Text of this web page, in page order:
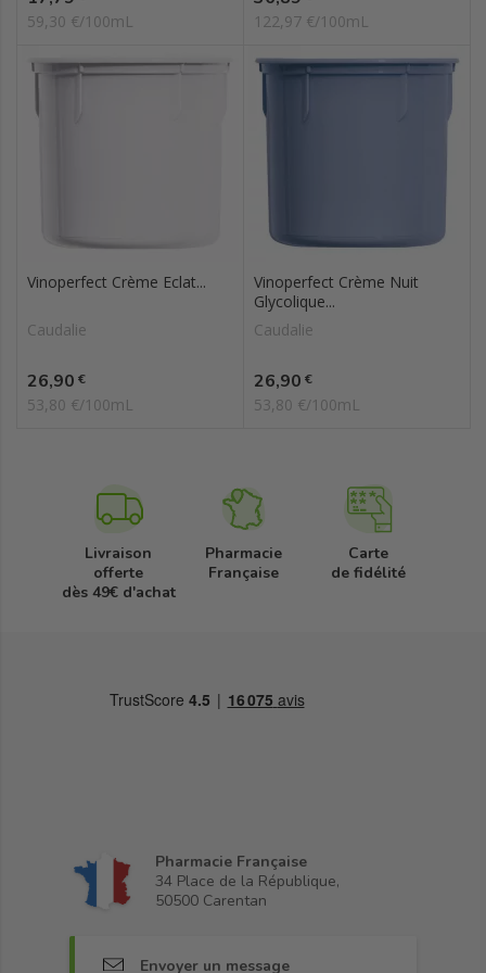
59,30 €/100mL 122,97 €/100mL
Vinoperfect Crème Eclat...
Caudalie
Prix
26,90 €
53,80 €/100mL
Vinoperfect Crème Nuit
Glycolique...
Caudalie
Prix
26,90 €
53,80 €/100mL
Livraison
offerte
dès 49€ d'achat
Pharmacie
Française
Carte
de fidélité
Pharmacie Française
34 Place de la République,
50500 Carentan
Envoyer un message